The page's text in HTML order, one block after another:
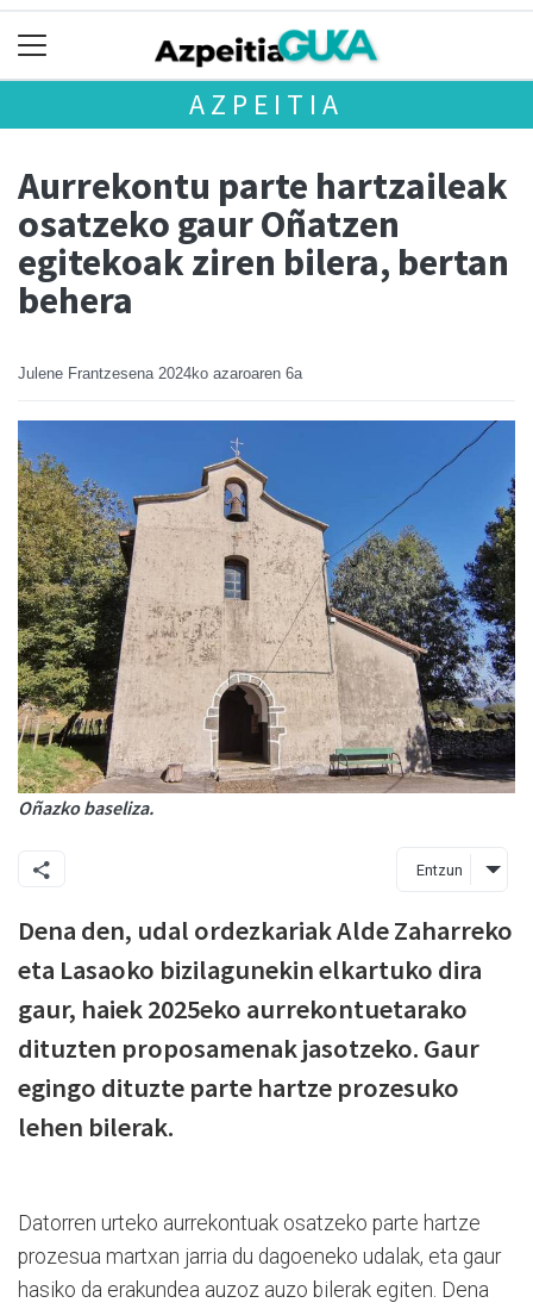
AZPEITIA
Aurrekontu parte hartzaileak
osatzeko gaur Oñatzen
egitekoak ziren bilera, bertan
behera
Julene Frantzesena 2024ko azaroaren 6a
Oñazko baseliza.
Entzun
Dena den, udal ordezkariak Alde Zaharreko
eta Lasaoko bizilagunekin elkartuko dira
gaur, haiek 2025eko aurrekontuetarako
dituzten proposamenak jasotzeko. Gaur
egingo dituzte parte hartze prozesuko
lehen bilerak.
Datorren urteko aurrekontuak osatzeko parte hartze
prozesua martxan jarria du dagoeneko udalak, eta gaur
hasiko da erakundea auzoz auzo bilerak egiten. Dena